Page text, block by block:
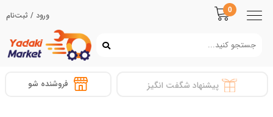
0 ورود / ثبت‌نام
پیشنهاد شگفت انگیز فروشنده شو